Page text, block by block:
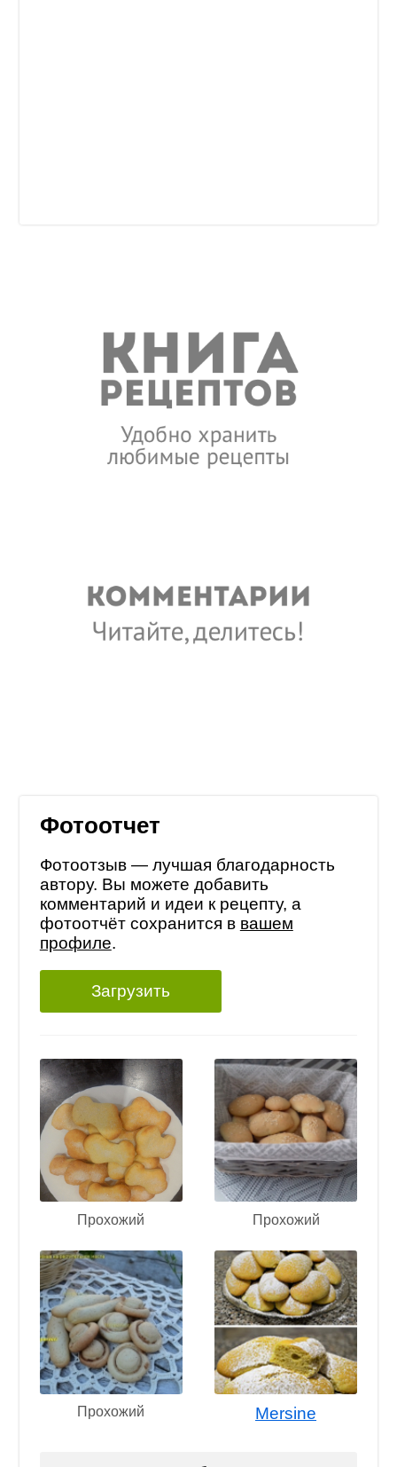
Фотоотчет
Фотоотзыв — лучшая благодарность
автору. Вы можете добавить
комментарий и идеи к рецепту, а
фотоотчёт сохранится в вашем
профиле.
Загрузить
Прохожий Прохожий
Прохожий Mersine